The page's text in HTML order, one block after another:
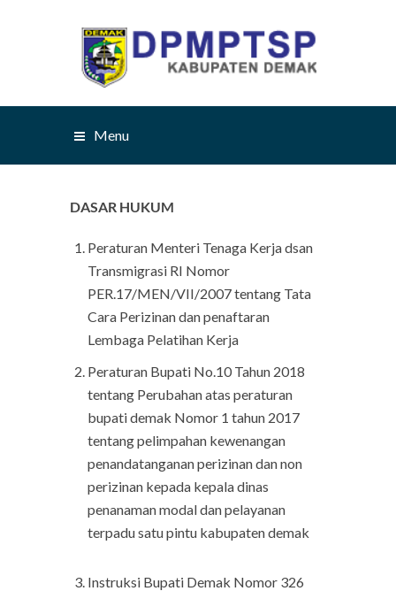
Menu
DASAR HUKUM
Peraturan Menteri Tenaga Kerja dsan
Transmigrasi RI Nomor
PER.17/MEN/VII/2007 tentang Tata
Cara Perizinan dan penaftaran
Lembaga Pelatihan Kerja
Peraturan Bupati No.10 Tahun 2018
tentang Perubahan atas peraturan
bupati demak Nomor 1 tahun 2017
tentang pelimpahan kewenangan
penandatanganan perizinan dan non
perizinan kepada kepala dinas
penanaman modal dan pelayanan
terpadu satu pintu kabupaten demak
Instruksi Bupati Demak Nomor 326